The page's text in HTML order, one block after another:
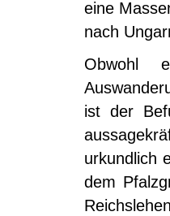
eine
nach
Obwohl
ist der
urkundlich
dem